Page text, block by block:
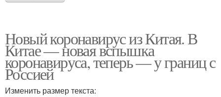
Новый коронавирус из Китая. В
Китае — новая вспышка
коронавируса, теперь — у границ с
Россией
Изменить размер текста: